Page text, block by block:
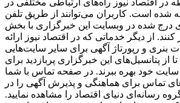
اقتصاد نیوز راه‌های ارتباطی مختلفی در
شده است. کاربران می‌توانند از طریق تلفن
درج شده در وبسایت این خبرگزاری با بخش
از دیگر خدماتی که در اقتصاد نیوز ارائه
بنری و رپورتاژ آگهی برای سایر سایت‌هایی
از پتانسیل‌های این خبرگزاری پربازدید برای
خود بهره ببرند. در صفحه تماس با شما
تماس برای هماهنگی و پذیرش آگهی را در
رسانه‌ای دنیای اقتصاد را مشاهده نمایید.